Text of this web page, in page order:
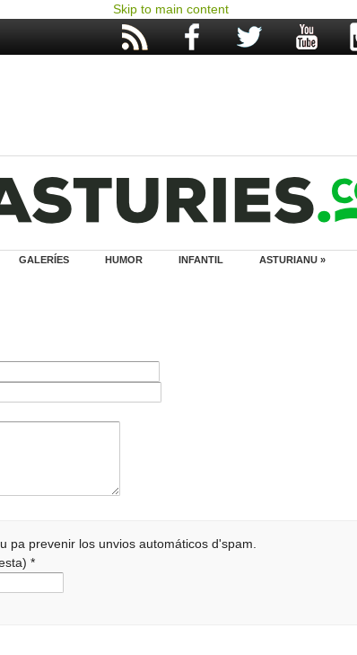
Skip to main content
GALERÍES HUMOR INFANTIL ASTURIANU »
pa prevenir los unvios automáticos d'spam.
*